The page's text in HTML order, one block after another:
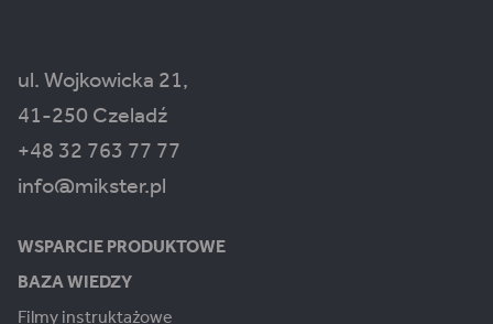
ul. Wojkowicka 21,
41-250 Czeladź
+48 32 763 77 77
info@mikster.pl
WSPARCIE PRODUKTOWE
BAZA WIEDZY
Filmy instruktażowe